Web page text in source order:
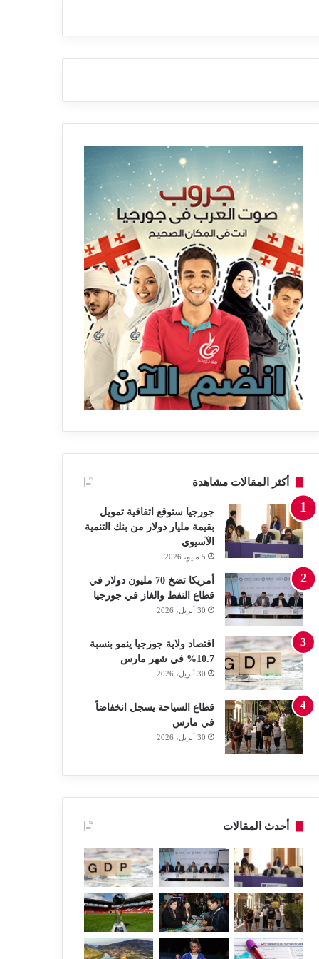
أكثر المقالات مشاهدة
جورجيا ستوقع اتفاقية تمويل
بقيمة مليار دولار من بنك التنمية
الآسيوي
5 مايو، 2026
أمريكا تضخ 70 مليون دولار في
قطاع النفط والغاز في جورجيا
30 أبريل، 2026
اقتصاد ولاية جورجيا ينمو بنسبة
10.7% في شهر مارس
30 أبريل، 2026
قطاع السياحة يسجل انخفاضاً
في مارس
30 أبريل، 2026
أحدث المقالات